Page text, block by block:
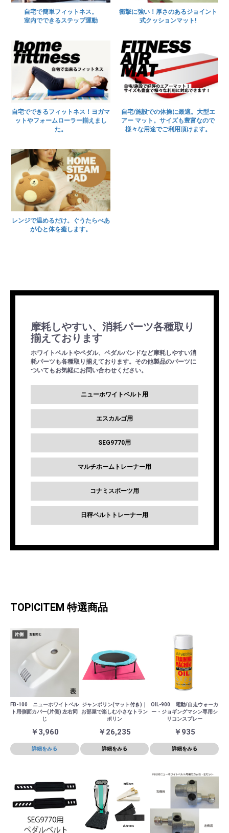
自宅で簡単フィットネス。
室内でできるステップ運動
衝撃に強い！厚さのあるジョイント
式クッションマット!
自宅でできるフィットネス！ヨガマ
ットやフォームローラー揃えまし
た。
自宅/施設での体操に最適。大型エ
アー マット。サイズも豊富なので
様々な用途でご利用頂けます。
レンジで温めるだけ。ぐうたらべあ
が心と体を癒します。
摩耗しやすい、消耗パーツ各種取り
揃えております
ホワイトベルトやペダル、ペダルバンドなど摩耗しやすい消
耗パーツも各種取り揃えております。その他製品のパーツに
ついてもお気軽にお問い合わせください。
ニューホワイトベルト用
エスカルゴ用
SEG9770用
マルチホームトレーナー用
コナミスポーツ用
日秤ベルトトレーナー用
TOPICITEM 特選商品
FB-100 ニューホワイトベル
ト用側面カバー(片側) 左右同
じ
￥3,960
詳細をみる
ジャンポリン(マット付き)｜
お部屋で楽しむ小さなトラン
ポリン
￥26,235
詳細をみる
OIL-900 電動/自走ウォーカ
ー・ジョギングマシン専用シ
リコンスプレー
￥935
詳細をみる